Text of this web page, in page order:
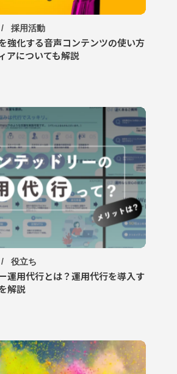
採用活動
強化する音声コンテンツの使い方
アについても解説
役立ち
運用代行とは？運用代行を導入す
解説